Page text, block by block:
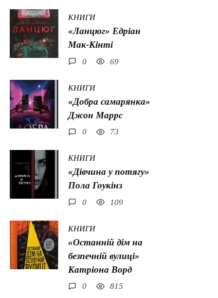
КНИГИ
«Ланцюг» Едріан
Мак-Кінті
0 69
КНИГИ
«Добра самарянка»
Джон Маррс
0 73
КНИГИ
«Дівчина у потягу»
Пола Гоукінз
0 109
КНИГИ
«Останній дім на
безпечній вулиці»
Катріона Ворд
0 815